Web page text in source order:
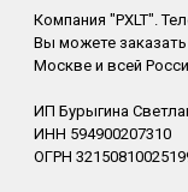
Компания "PXLT".
Вы можете заказать
Москве и всей
ИП Бурыгина
ИНН 594900207310
ОГРН